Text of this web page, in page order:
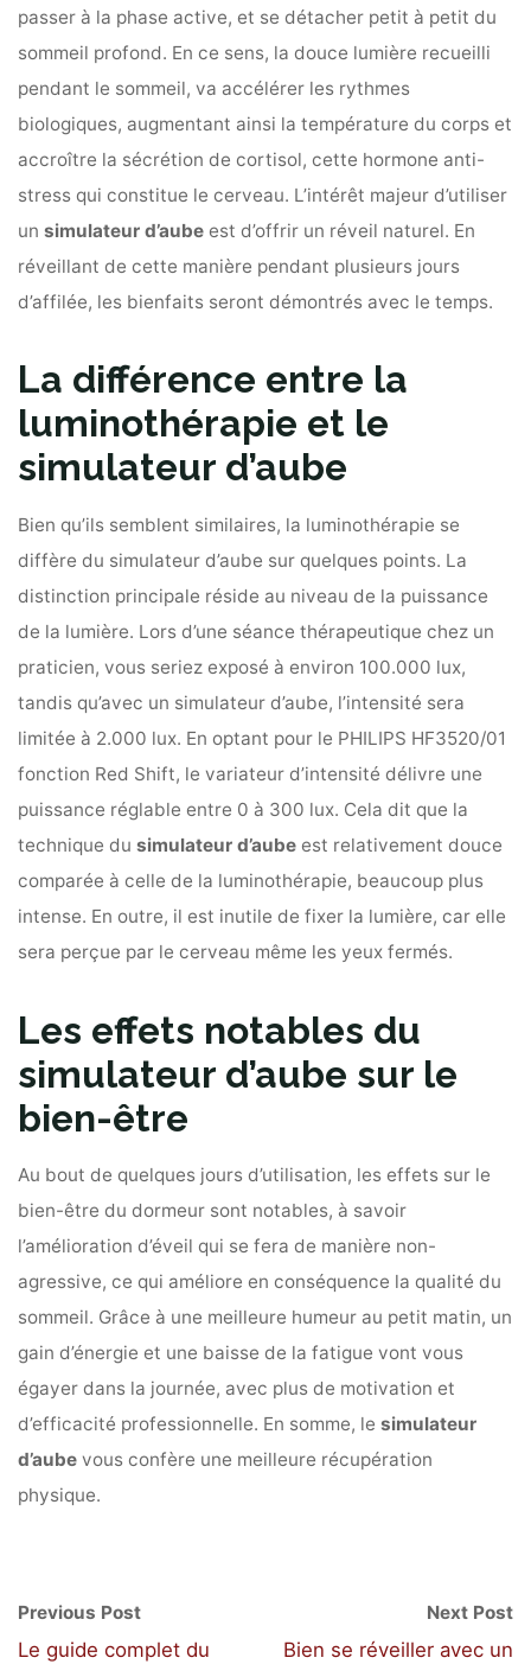
passer à la phase active, et se détacher petit à petit du
sommeil profond. En ce sens, la douce lumière recueilli
pendant le sommeil, va accélérer les rythmes
biologiques, augmentant ainsi la température du corps et
accroître la sécrétion de cortisol, cette hormone anti-
stress qui constitue le cerveau. L’intérêt majeur d’utiliser
un simulateur d’aube est d’offrir un réveil naturel. En
réveillant de cette manière pendant plusieurs jours
d’affilée, les bienfaits seront démontrés avec le temps.
La différence entre la
luminothérapie et le
simulateur d’aube
Bien qu’ils semblent similaires, la luminothérapie se
diffère du simulateur d’aube sur quelques points. La
distinction principale réside au niveau de la puissance
de la lumière. Lors d’une séance thérapeutique chez un
praticien, vous seriez exposé à environ 100.000 lux,
tandis qu’avec un simulateur d’aube, l’intensité sera
limitée à 2.000 lux. En optant pour le PHILIPS HF3520/01
fonction Red Shift, le variateur d’intensité délivre une
puissance réglable entre 0 à 300 lux. Cela dit que la
technique dusimulateur d’aubeest relativement douce
comparée à celle de la luminothérapie, beaucoup plus
intense. En outre, il est inutile de fixer la lumière, car elle
sera perçue par le cerveau même les yeux fermés.
Les effets notables du
simulateur d’aube sur le
bien-être
Au bout de quelques jours d’utilisation, les effets sur le
bien-être du dormeur sont notables, à savoir
l’amélioration d’éveil qui se fera de manière non-
agressive, ce qui améliore en conséquence la qualité du
sommeil. Grâce à une meilleure humeur au petit matin, un
gain d’énergie et une baisse de la fatigue vont vous
égayer dans la journée, avec plus de motivation et
d’efficacité professionnelle. En somme, lesimulateur
d’aubevous confère une meilleure récupération
physique.
Previous Post
Le guide complet du
Next Post
Bien se réveiller avec un